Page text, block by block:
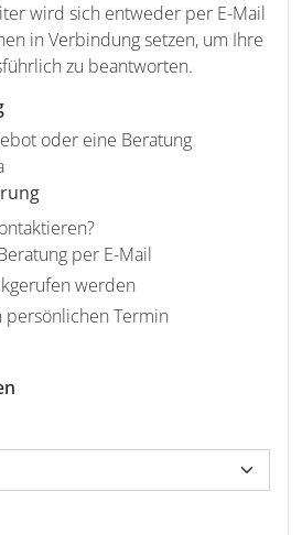
wird sich entweder per E-Mail
in Verbindung setzen, um Ihre
zu beantworten.
oder eine Beratung
per E-Mail
werden
persönlichen Termin